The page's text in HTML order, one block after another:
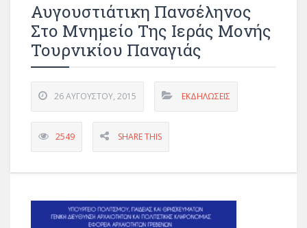
Αυγουστιάτικη Πανσέληνος
Στο Μνημείο Της Ιεράς Μονής
Τουρνικίου Παναγιάς
26 ΑΥΓΟΎΣΤΟΥ, 2015 ΕΚΔΗΛΏΣΕΙΣ
2549 SHARE THIS